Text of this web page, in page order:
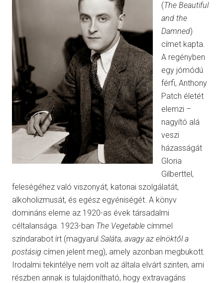
(The Beautiful
and the
Damned)
címet kapta.
A regényben
egy jómódú
férfi, Anthony
Patch életét
elemzi –
nagyító alá
veszi
házasságát
Gloria
Gilberttel,
feleségéhez való viszonyát, katonai szolgálatát,
alkoholizmusát, és egész egyéniségét. A könyv
domináns eleme az 1920-as évek társadalmi
céltalansága. 1923-ban The Vegetable címmel
színdarabot írt (magyarul Saláta, avagy az elnöktől a
postásig címen jelent meg), amely azonban megbukott.
Irodalmi tekintélye nem volt az általa elvárt szinten, ami
részben annak is tulajdonítható, hogy extravagáns